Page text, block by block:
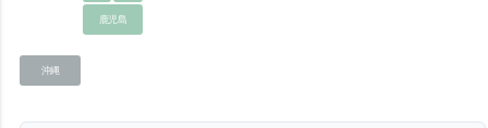
鹿児島
沖縄